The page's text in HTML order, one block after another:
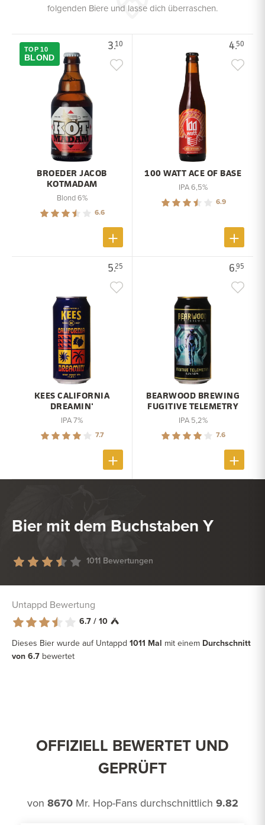
folgenden Biere und lasse dich überraschen.
3.10
TOP 10
BLOND
BROEDER JACOB
KOTMADAM
Blond 6%
6.6
4.50
100 WATT ACE OF BASE
IPA 6,5%
6.9
5.25
KEES CALIFORNIA
DREAMIN'
IPA 7%
7.7
6.95
BEARWOOD BREWING
FUGITIVE TELEMETRY
IPA 5,2%
7.6
Bier mit dem Buchstaben Y
1011 Bewertungen
Untappd Bewertung
6.7 / 10
Dieses Bier wurde auf Untappd 1011 Mal mit einem Durchschnitt
von 6.7 bewertet
OFFIZIELL BEWERTET UND
GEPRÜFT
von 8670Mr. Hop-Fans durchschnittlich 9.82